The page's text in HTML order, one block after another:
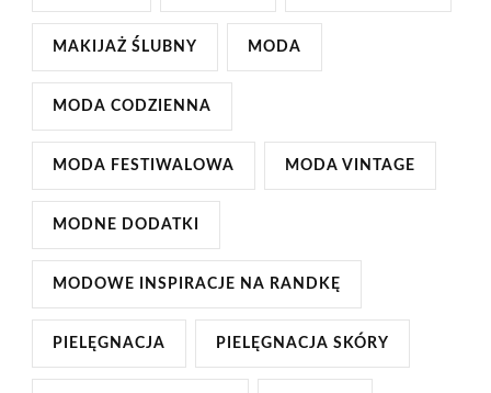
MAKIJAŻ ŚLUBNY MODA
MODA CODZIENNA
MODA FESTIWALOWA MODA VINTAGE
MODNE DODATKI
MODOWE INSPIRACJE NA RANDKĘ
PIELĘGNACJA PIELĘGNACJA SKÓRY